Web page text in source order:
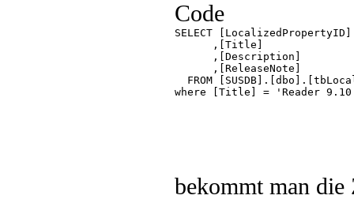
Code
SELECT [LocalizedPropertyID]
,[Title]
,[Description]
,[ReleaseNote]
FROM
where [Title] = 'Reader
bekommt man